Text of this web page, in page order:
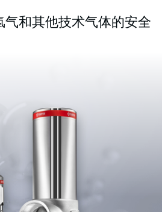
和其他技术气体的安全